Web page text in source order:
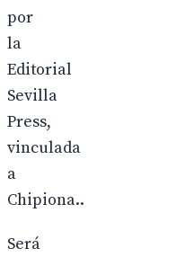
por
la
Editorial
Sevilla
Press,
vinculada
a
Chipiona..
Será